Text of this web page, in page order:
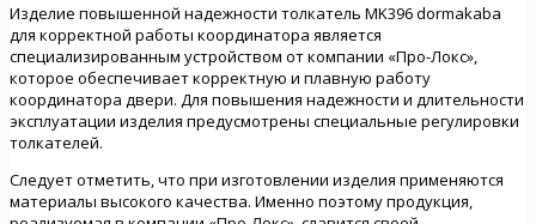
Изделие повышенной надежности толкатель MK396 dormakaba
для корректной работы координатора является
специализированным устройством от компании «Про-Локс»,
которое обеспечивает корректную и плавную работу
координатора двери. Для повышения надежности и длительности
эксплуатации изделия предусмотрены специальные регулировки
толкателей.
Следует отметить, что при изготовлении изделия применяются
материалы высокого качества. Именно поэтому продукция,